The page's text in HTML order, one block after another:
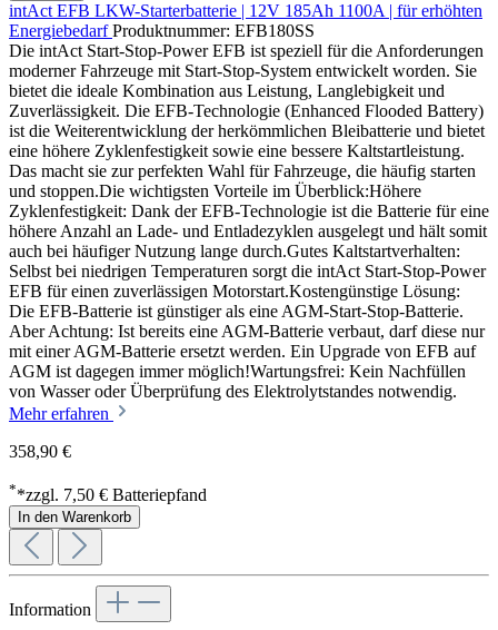
intAct EFB LKW-Starterbatterie | 12V 185Ah 1100A | für erhöhten
EnergiebedarfProduktnummer: EFB180SS
Die intAct Start-Stop-Power EFB ist speziell für die Anforderungen
moderner Fahrzeuge mit Start-Stop-System entwickelt worden. Sie
bietet die ideale Kombination aus Leistung, Langlebigkeit und
Zuverlässigkeit. Die EFB-Technologie (Enhanced Flooded Battery)
ist die Weiterentwicklung der herkömmlichen Bleibatterie und bietet
eine höhere Zyklenfestigkeit sowie eine bessere Kaltstartleistung.
Das macht sie zur perfekten Wahl für Fahrzeuge, die häufig starten
und stoppen.Die wichtigsten Vorteile im Überblick:Höhere
Zyklenfestigkeit: Dank der EFB-Technologie ist die Batterie für eine
höhere Anzahl an Lade- und Entladezyklen ausgelegt und hält somit
auch bei häufiger Nutzung lange durch.Gutes Kaltstartverhalten:
Selbst bei niedrigen Temperaturen sorgt die intAct Start-Stop-Power
EFB für einen zuverlässigen Motorstart.Kostengünstige Lösung:
Die EFB-Batterie ist günstiger als eine AGM-Start-Stop-Batterie.
Aber Achtung: Ist bereits eine AGM-Batterie verbaut, darf diese nur
mit einer AGM-Batterie ersetzt werden. Ein Upgrade von EFB auf
AGM ist dagegen immer möglich!Wartungsfrei: Kein Nachfüllen
von Wasser oder Überprüfung des Elektrolytstandes notwendig.
Mehr erfahren
358,90 €
**zzgl. 7,50 € Batteriepfand
In den Warenkorb
Information